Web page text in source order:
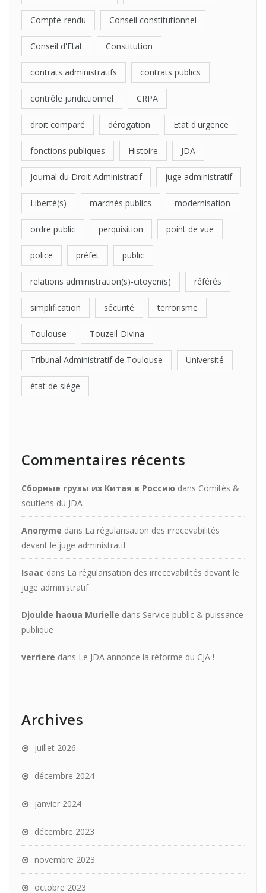
Compte-rendu Conseil constitutionnel
Conseil d'Etat Constitution
contrats administratifs contrats publics
contrôle juridictionnel CRPA
droit comparé dérogation Etat d'urgence
fonctions publiques Histoire JDA
Journal du Droit Administratif juge administratif
Liberté(s) marchés publics modernisation
ordre public perquisition point de vue
police préfet public
relations administration(s)-citoyen(s) référés
simplification sécurité terrorisme
Toulouse Touzeil-Divina
Tribunal Administratif de Toulouse Université
état de siège
Commentaires récents
Сборные грузы из Китая в Россию dans Comités &
soutiens du JDA
Anonyme dans La régularisation des irrecevabilités
devant le juge administratif
Isaac dans La régularisation des irrecevabilités devant le
juge administratif
Djoulde haoua Murielle dans Service public & puissance
publique
verriere dans Le JDA annonce la réforme du CJA !
Archives
juillet 2026
décembre 2024
janvier 2024
décembre 2023
novembre 2023
octobre 2023